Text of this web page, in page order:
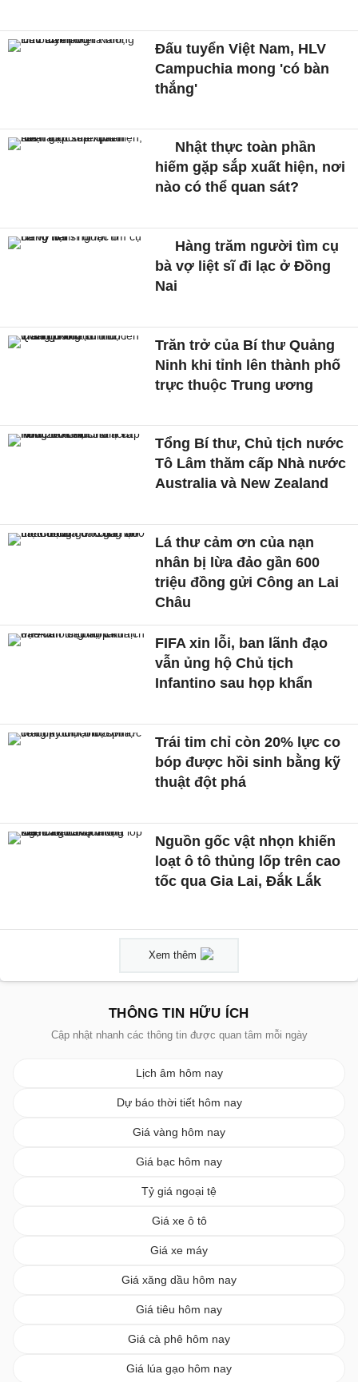
Đấu tuyển Việt Nam, HLV
Campuchia mong 'có bàn
thắng'
Nhật thực toàn phần
hiếm gặp sắp xuất hiện, nơi
nào có thể quan sát?
Hàng trăm người tìm cụ
bà vợ liệt sĩ đi lạc ở Đồng
Nai
Trăn trở của Bí thư Quảng
Ninh khi tỉnh lên thành phố
trực thuộc Trung ương
Tổng Bí thư, Chủ tịch nước
Tô Lâm thăm cấp Nhà nước
Australia và New Zealand
Lá thư cảm ơn của nạn
nhân bị lừa đảo gần 600
triệu đồng gửi Công an Lai
Châu
FIFA xin lỗi, ban lãnh đạo
vẫn ủng hộ Chủ tịch
Infantino sau họp khẩn
Trái tim chỉ còn 20% lực co
bóp được hồi sinh bằng kỹ
thuật đột phá
Nguồn gốc vật nhọn khiến
loạt ô tô thủng lốp trên cao
tốc qua Gia Lai, Đắk Lắk
Xem thêm
THÔNG TIN HỮU ÍCH
Cập nhật nhanh các thông tin được quan tâm mỗi ngày
Lịch âm hôm nay
Dự báo thời tiết hôm nay
Giá vàng hôm nay
Giá bạc hôm nay
Tỷ giá ngoại tệ
Giá xe ô tô
Giá xe máy
Giá xăng dầu hôm nay
Giá tiêu hôm nay
Giá cà phê hôm nay
Giá lúa gạo hôm nay